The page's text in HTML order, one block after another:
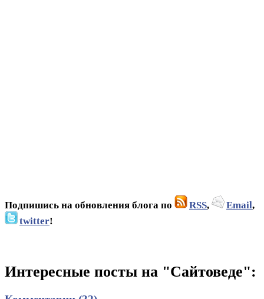
Подпишись на обновления блога по RSS, Email,
twitter!
Интересные посты на "Сайтоведе":